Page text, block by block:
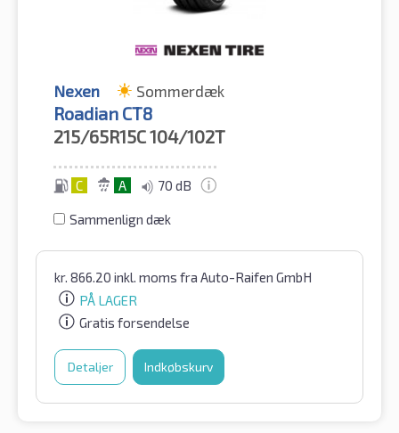
Nexen Sommerdæk
Roadian CT8
215/65R15C104/102T
C A 70 dB
Sammenlign dæk
kr. 866.20 inkl. moms fra Auto-Raifen GmbH
PÅ LAGER
Gratis forsendelse
Detaljer Indkøbskurv